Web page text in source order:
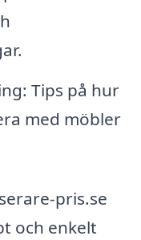
Tips på hur
med möbler
pris.se
och enkelt